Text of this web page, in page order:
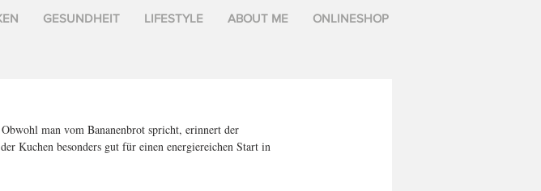
GESUNDHEIT LIFESTYLE ABOUT ME ONLINESHOP
man vom Bananenbrot spricht, erinnert der
Kuchen besonders gut für einen energiereichen Start in